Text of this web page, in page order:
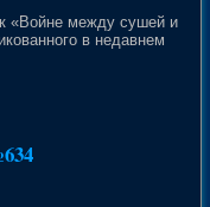
«Войне между сушей и
в недавнем